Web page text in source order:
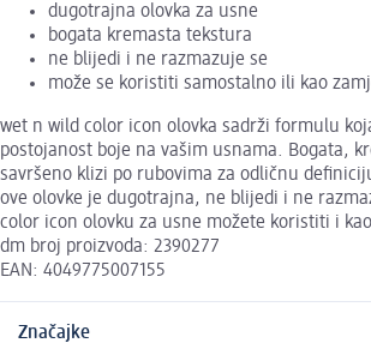
dugotrajna olovka za usne
bogata kremasta tekstura
ne blijedi i ne razmazuje se
može se koristiti samostalno ili kao
wet n wild color icon olovka sadrži formulu
postojanost boje na vašim usnama. Bogata,
savršeno klizi po rubovima za odličnu
ove olovke je dugotrajna, ne blijedi i ne
color icon olovku za usne možete koristiti i
dm broj proizvoda: 2390277
EAN: 4049775007155
Značajke